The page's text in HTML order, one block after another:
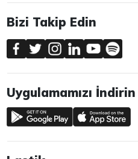
Bizi Takip Edin
Uygulamamızı İndirin